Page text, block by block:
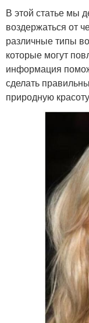
В этой статье мы
воздержаться от
различные типы
которые могут
информация
сделать
природную